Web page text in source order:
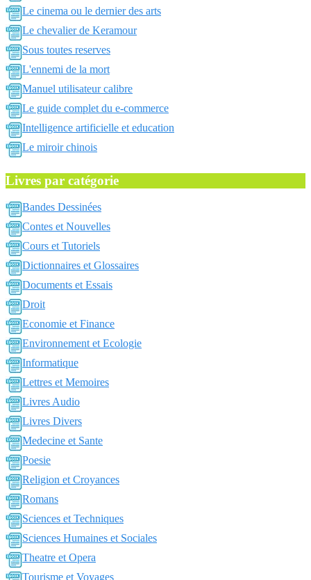
Le cinema ou le dernier des arts
Le chevalier de Keramour
Sous toutes reserves
L'ennemi de la mort
Manuel utilisateur calibre
Le guide complet du e-commerce
Intelligence artificielle et education
Le miroir chinois
Livres par catégorie
Bandes Dessinées
Contes et Nouvelles
Cours et Tutoriels
Dictionnaires et Glossaires
Documents et Essais
Droit
Economie et Finance
Environnement et Ecologie
Informatique
Lettres et Memoires
Livres Audio
Livres Divers
Medecine et Sante
Poesie
Religion et Croyances
Romans
Sciences et Techniques
Sciences Humaines et Sociales
Theatre et Opera
Tourisme et Voyages